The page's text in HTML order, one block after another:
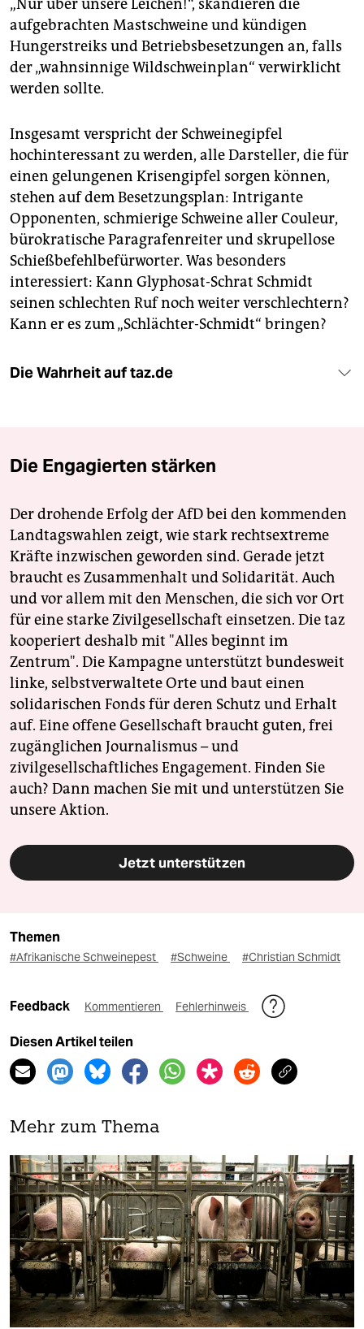
„Nur über unsere Leichen!“, skandieren die
aufgebrachten Mastschweine und kündigen
Hungerstreiks und Betriebsbesetzungen an, falls
der „wahnsinnige Wildschweinplan“ verwirklicht
werden sollte.
Insgesamt verspricht der Schweinegipfel
hochinteressant zu werden, alle Darsteller, die für
einen gelungenen Krisengipfel sorgen können,
stehen auf dem Besetzungsplan: Intrigante
Opponenten, schmierige Schweine aller Couleur,
bürokratische Paragrafenreiter und skrupellose
Schießbefehlbefürworter. Was besonders
interessiert: Kann Glyphosat-Schrat Schmidt
seinen schlechten Ruf noch weiter verschlechtern?
Kann er es zum „Schlächter-Schmidt“ bringen?
Die Wahrheit auf taz.de
Die Engagierten stärken
Der drohende Erfolg der AfD bei den kommenden
Landtagswahlen zeigt, wie stark rechtsextreme
Kräfte inzwischen geworden sind. Gerade jetzt
braucht es Zusammenhalt und Solidarität. Auch
und vor allem mit den Menschen, die sich vor Ort
für eine starke Zivilgesellschaft einsetzen. Die taz
kooperiert deshalb mit "Alles beginnt im
Zentrum". Die Kampagne unterstützt bundesweit
linke, selbstverwaltete Orte und baut einen
solidarischen Fonds für deren Schutz und Erhalt
auf. Eine offene Gesellschaft braucht guten, frei
zugänglichen Journalismus – und
zivilgesellschaftliches Engagement. Finden Sie
auch? Dann machen Sie mit und unterstützen Sie
unsere Aktion.
Jetzt unterstützen
Themen
#Afrikanische Schweinepest #Schweine #Christian Schmidt
Feedback Kommentieren Fehlerhinweis
Diesen Artikel teilen
Mehr zum Thema